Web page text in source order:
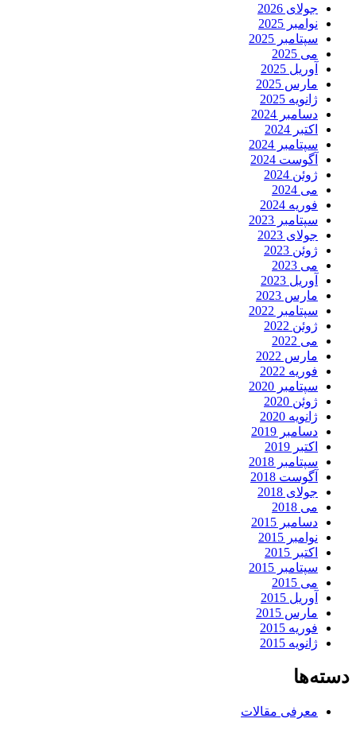
جولای 2026
نوامبر 2025
سپتامبر 2025
می 2025
آوریل 2025
مارس 2025
ژانویه 2025
دسامبر 2024
اکتبر 2024
سپتامبر 2024
آگوست 2024
ژوئن 2024
می 2024
فوریه 2024
سپتامبر 2023
جولای 2023
ژوئن 2023
می 2023
آوریل 2023
مارس 2023
سپتامبر 2022
ژوئن 2022
می 2022
مارس 2022
فوریه 2022
سپتامبر 2020
ژوئن 2020
ژانویه 2020
دسامبر 2019
اکتبر 2019
سپتامبر 2018
آگوست 2018
جولای 2018
می 2018
دسامبر 2015
نوامبر 2015
اکتبر 2015
سپتامبر 2015
می 2015
آوریل 2015
مارس 2015
فوریه 2015
ژانویه 2015
دسته‌ها
معرفی مقالات